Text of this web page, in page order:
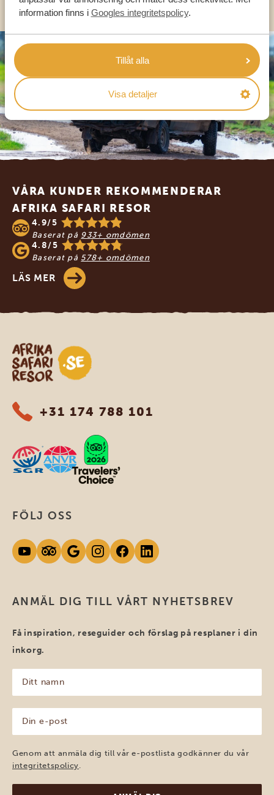
information finns i Googles integritetspolicy.
Tillåt alla
Visa detaljer
Footer
VÅRA KUNDER REKOMMENDERAR
AFRIKA SAFARI RESOR
4.9/5
Baserat på 933+ omdömen
4.8/5
Baserat på 578+ omdömen
LÄS MER
Safari-resor i Afrika
+31 174 788 101
ANMÄL DIG TILL VÅRT NYHETSBREV
Få inspiration, reseguider och förslag på resplaner i din
inkorg.
namn
(Obligatoriskt)
post
(Obligatoriskt)
Genom att anmäla dig till vår e-postlista godkänner du vår
integritetspolicy
FÖLJ OSS